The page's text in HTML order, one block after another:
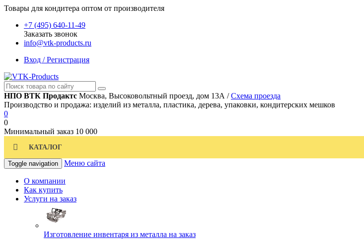
Товары для кондитера оптом от производителя
+7 (495) 640-11-49
Заказать звонок
info@vtk-products.ru
Вход / Регистрация
НПО ВТК Продактс Москва, Высоковольтный проезд, дом 13А /Схема проезда
Производство и продажа: изделий из металла, пластика, дерева, упаковки, кондитерских мешков
0
0
Минимальный заказ 10 000
КАТАЛОГ
Toggle navigation Меню сайта
О компании
Как купить
Услуги на заказ
Изготовление инвентаря из металла на заказ